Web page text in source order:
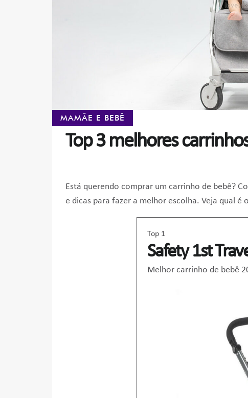
MAMÃE E BEBÊ
Top 3 melhores
Está querendo comprar um carrinho de bebê?
e dicas para fazer a melhor escolha. Veja qual é
Top 1
Safety 1st
Melhor carrinho de bebê